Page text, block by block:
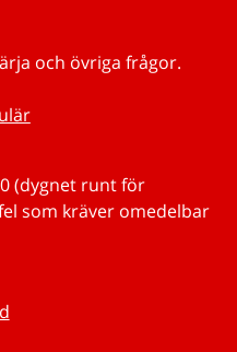
och övriga frågor.
(dygnet runt för
som kräver omedelbar